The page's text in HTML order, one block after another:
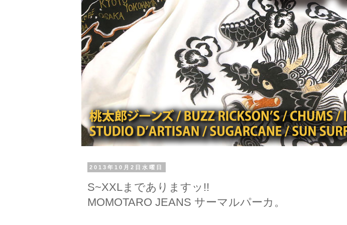
2013年10月2日水曜日
S~XXLまでありますッ!!
MOMOTARO JEANS サーマルパーカ。